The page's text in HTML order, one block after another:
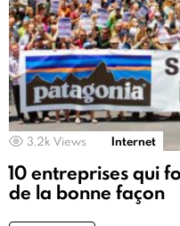
3.2k Views Internet
10 entreprises qui
de la bonne façon